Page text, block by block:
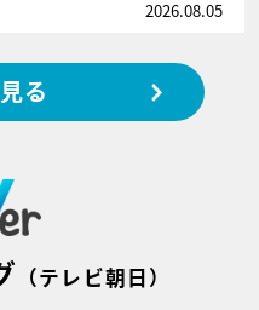
2026.08.05
る
（テレビ朝日）